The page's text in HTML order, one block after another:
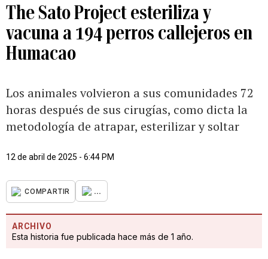
The Sato Project esteriliza y
vacuna a 194 perros callejeros en
Humacao
Los animales volvieron a sus comunidades 72
horas después de sus cirugías, como dicta la
metodología de atrapar, esterilizar y soltar
12 de abril de 2025 - 6:44 PM
COMPARTIR ...
ARCHIVO
Esta historia fue publicada hace más de 1 año.